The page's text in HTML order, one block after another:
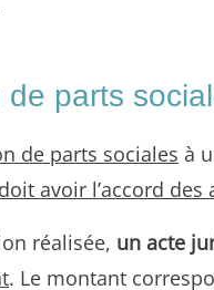
de parts
de parts sociales à
doit avoir l’accord des
réalisée, un acte
. Le montant